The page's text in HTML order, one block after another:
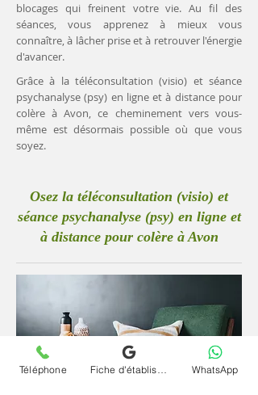
blocages qui freinent votre vie. Au fil des
séances, vous apprenez à mieux vous
connaître, à lâcher prise et à retrouver l'énergie
d'avancer.
Grâce à la téléconsultation (visio) et séance
psychanalyse (psy) en ligne et à distance pour
colère à Avon, ce cheminement vers vous-
même est désormais possible où que vous
soyez.
Osez la téléconsultation (visio) et
séance psychanalyse (psy) en ligne et
à distance pour colère à Avon
Téléphone WhatsApp